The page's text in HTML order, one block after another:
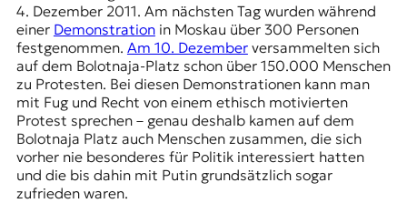
s
t
e
u
r
o
p
a
4. Dezember 2011. Am nächsten Tag wurden während
einer Demonstrationin Moskau über 300 Personen
festgenommen. Am 10. Dezemberversammelten sich
auf dem Bolotnaja-Platz schon über 150.000 Menschen
zu Protesten. Bei diesen Demonstrationen kann man
mit Fug und Recht von einem ethisch motivierten
Protest sprechen – genau deshalb kamen auf dem
Bolotnaja Platz auch Menschen zusammen, die sich
vorher nie besonderes für Politik interessiert hatten
und die bis dahin mit Putin grundsätzlich sogar
zufrieden waren.